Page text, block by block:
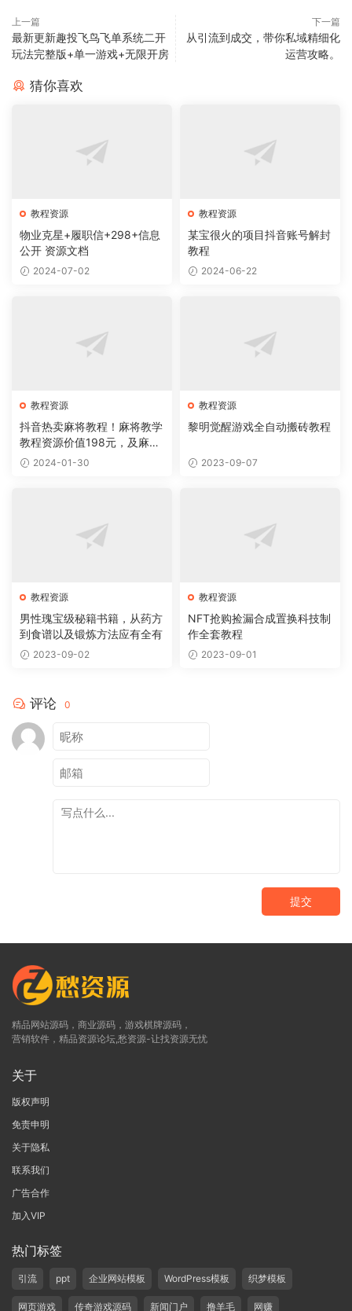
上一篇
最新更新趣投飞鸟飞单系统二开
玩法完整版+单一游戏+无限开房
下一篇
从引流到成交，带你私域精细化
运营攻略。
猜你喜欢
教程资源
物业克星+履职信+298+信息
公开 资源文档
2024-07-02
教程资源
某宝很火的项目抖音账号解封
教程
2024-06-22
教程资源
抖音热卖麻将教程！麻将教学
教程资源价值198元，及麻将
牌型系统！
2024-01-30
教程资源
黎明觉醒游戏全自动搬砖教程
2023-09-07
教程资源
男性瑰宝级秘籍书籍，从药方
到食谱以及锻炼方法应有全有
2023-09-02
教程资源
NFT抢购捡漏合成置换科技制
作全套教程
2023-09-01
评论 0
提交
精品网站源码，商业源码，游戏棋牌源码，
营销软件，精品资源论坛,愁资源-让找资源无忧
关于
版权声明
免责申明
关于隐私
联系我们
广告合作
加入VIP
热门标签
引流 ppt 企业网站模板 WordPress模板 织梦模板
网页游戏 传奇游戏源码 新闻门户 撸羊毛 网赚